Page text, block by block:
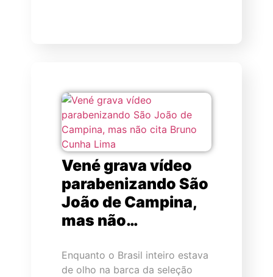
Vené grava vídeo
parabenizando São
João de Campina,
mas não…
Enquanto o Brasil inteiro estava
de olho na barca da seleção